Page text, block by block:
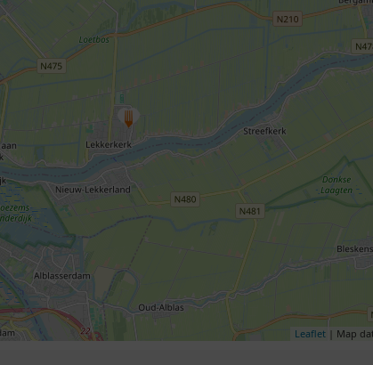
Leaflet | Map